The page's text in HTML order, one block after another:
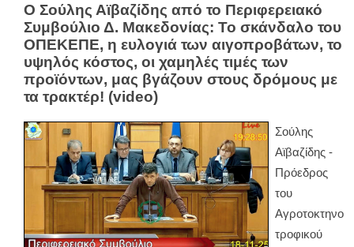
Ο Σούλης Αϊβαζίδης από το Περιφερειακό
Συμβούλιο Δ. Μακεδονίας: Το σκάνδαλο του
ΟΠΕΚΕΠΕ, η ευλογιά των αιγοπροβάτων, το
υψηλός κόστος, οι χαμηλές τιμές των
προϊόντων, μας βγάζουν στους δρόμους με
τα τρακτέρ! (video)
Σούλης
Αϊβαζίδης -
Πρόεδρος
του
Αγροτοκτηνο
τροφικού